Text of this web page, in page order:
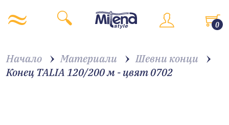
0
Начало Материали
Шевни конци
Конец TALIA 120/200 м - цвят 0702